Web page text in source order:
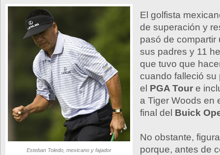
Esteban Toledo, mexicano y fajador
El golfista
de superación y
pasó de
sus padres y 11
que tuvo que
cuando falleció su
el PGA Tour e
a Tiger Woods en
final del Buick
No obstante,
porque, antes de